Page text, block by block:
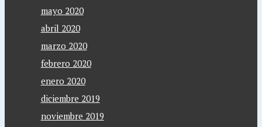
mayo 2020
abril 2020
marzo 2020
febrero 2020
enero 2020
diciembre 2019
noviembre 2019